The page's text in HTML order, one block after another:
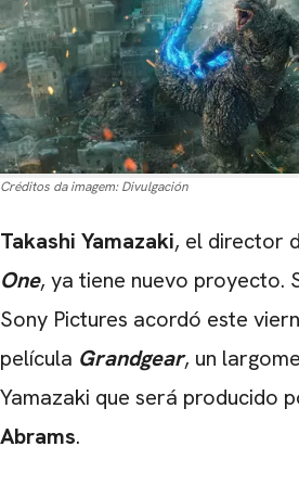
Créditos da imagem: Divulgación
Takashi Yamazaki, el director
One, ya tiene nuevo proyecto.
Sony Pictures acordó este
película Grandgear, un
Yamazaki que será producido
Abrams.